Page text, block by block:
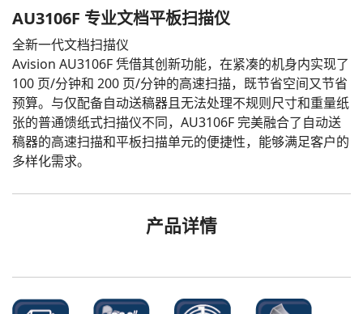
AU3106F 专业文档平板扫描仪
全新一代文档扫描仪
Avision AU3106F 凭借其创新功能，在紧凑的机身内实现了
100 页/分钟和 200 页/分钟的高速扫描，既节省空间又节省
预算。与仅配备自动送稿器且无法处理不规则尺寸和重量纸
张的普通馈纸式扫描仪不同，AU3106F 完美融合了自动送
稿器的高速扫描和平板扫描单元的便捷性，能够满足客户的
多样化需求。
产品详情